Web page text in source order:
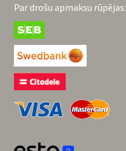
Par drošu apmaksu rūpējas: